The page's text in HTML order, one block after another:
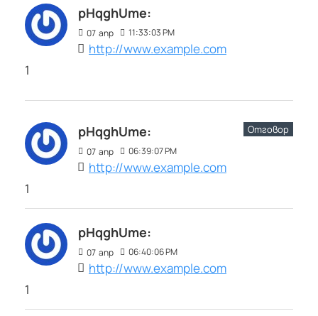
pHqghUme:
07 апр 11:33:03 PM
http://www.example.com
1
pHqghUme:
07 апр 06:39:07 PM
http://www.example.com
Отговор
1
pHqghUme:
07 апр 06:40:06 PM
http://www.example.com
1